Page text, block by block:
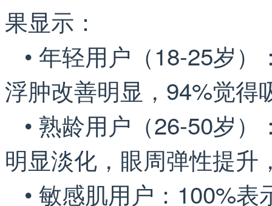
果显示：
• 年轻用户（18-25岁
浮肿改善明显，94%觉得
• 熟龄用户（26-50岁
明显淡化，眼周弹性提升
• 敏感肌用户：100%